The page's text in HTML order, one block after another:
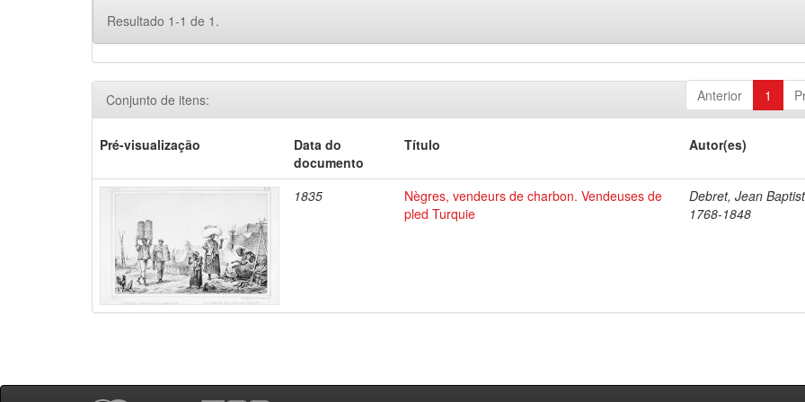
Resultado 1-1 de 1.
Anterior 1
Conjunto de itens:
Pré-visualização
Data do
documento
Título Autor(es)
1835
Nègres, vendeurs de charbon. Vendeuses de
pled Turquie
Debret, Jean
1768-1848